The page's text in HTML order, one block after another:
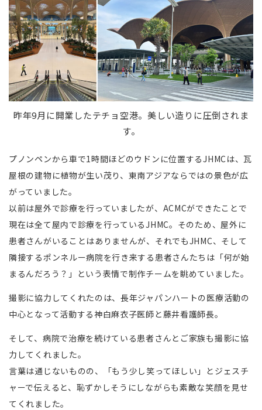
昨年9月に開業したテチョ空港。美しい造りに圧倒されま
す。
プノンペンから車で1時間ほどのウドンに位置するJHMCは、瓦
屋根の建物に植物が生い茂り、東南アジアならではの景色が広
がっていました。
以前は屋外で診療を行っていましたが、ACMCができたことで
現在は全て屋内で診療を行っているJHMC。そのため、屋外に
患者さんがいることはありませんが、それでもJHMC、そして
隣接するポンネルー病院を行き来する患者さんたちは「何が始
まるんだろう？」という表情で制作チームを眺めていました。
撮影に協力してくれたのは、長年ジャパンハートの医療活動の
中心となって活動する神白麻衣子医師と藤井看護師長。
そして、病院で治療を続けている患者さんとご家族も撮影に協
力してくれました。
言葉は通じないものの、「もう少し笑ってほしい」とジェスチ
ャーで伝えると、恥ずかしそうにしながらも素敵な笑顔を見せ
てくれました。